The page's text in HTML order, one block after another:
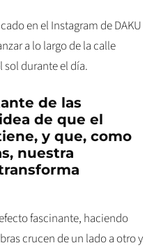
en el Instagram de DAKU
a lo largo de la calle
durante el día.
de las
de que el
y que, como
nuestra
fascinante, haciendo
crucen de un lado a otro y